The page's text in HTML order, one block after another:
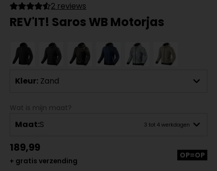
2 reviews
REV'IT! Saros WB Motorjas
Kleur: Zand
Wat is mijn maat?
Maat:S 3 tot 4 werkdagen
189,99
+ gratis verzending
OP=OP